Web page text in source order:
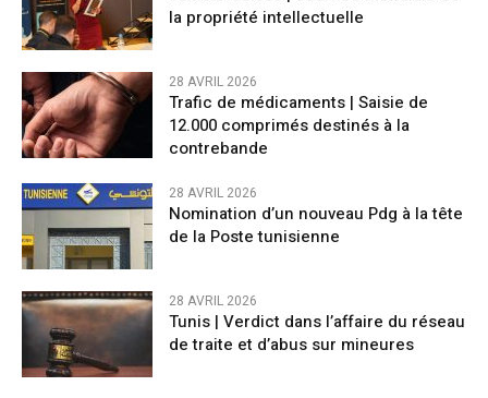
la propriété intellectuelle
28 AVRIL 2026
Trafic de médicaments | Saisie de
12.000 comprimés destinés à la
contrebande
28 AVRIL 2026
Nomination d’un nouveau Pdg à la tête
de la Poste tunisienne
28 AVRIL 2026
Tunis | Verdict dans l’affaire du réseau
de traite et d’abus sur mineures